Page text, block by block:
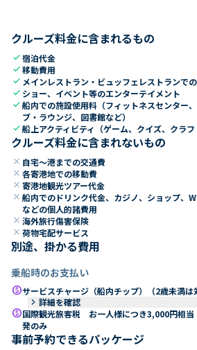
クルーズ料金に含まれるもの
check宿泊代金
check移動費用
check メインレストラン・ビュッフェレストランで
check ショー、イベント等のエンターテイメント
check船内での施設使用料（フィットネスセンター
ブ・ラウンジ、図書館など）
check船上アクティビティ（ゲーム、クイズ、クラフ
クルーズ料金に含まれないもの
close 自宅～港までの交通費
close 各寄港地での移動費
close 寄港地観光ツアー代金
close 船内でのドリンク代金、カジノ、ショップ、
などの個人的諸費用
close 海外旅行傷害保険
close 荷物宅配サービス
別途、掛かる費用
乗船時のお支払い
paidサービスチャージ（船内チップ）（2歳未満は
keyboard_arrow_right 詳細を確認
paid国際観光旅客税 お一人様につき3,000円相
発のみ
事前予約できるパッケージ